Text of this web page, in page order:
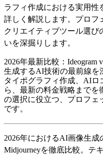
ラフィ作成における実用性
詳しく解説します。プロフ
クリエイティブツール選び
いを深掘りします。
2026年最新比較：Ideogram
生成するAI技術の最前線を
タイポグラフィ作成、AI
ら、最新の料金戦略まで
の選択に役立つ、プロフェ
です。
2026年におけるAI画像生成
Midjourneyを徹底比較。テ